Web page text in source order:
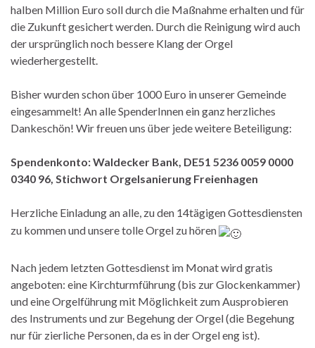
halben Million Euro soll durch die Maßnahme erhalten und für
die Zukunft gesichert werden. Durch die Reinigung wird auch
der ursprünglich noch bessere Klang der Orgel
wiederhergestellt.
Bisher wurden schon über 1000 Euro in unserer Gemeinde
eingesammelt! An alle SpenderInnen ein ganz herzliches
Dankeschön! Wir freuen uns über jede weitere Beteiligung:
Spendenkonto: Waldecker Bank, DE51 5236 0059 0000
0340 96, Stichwort Orgelsanierung Freienhagen
Herzliche Einladung an alle, zu den 14tägigen Gottesdiensten
zu kommen und unsere tolle Orgel zu hören
Nach jedem letzten Gottesdienst im Monat wird gratis
angeboten: eine Kirchturmführung (bis zur Glockenkammer)
und eine Orgelführung mit Möglichkeit zum Ausprobieren
des Instruments und zur Begehung der Orgel (die Begehung
nur für zierliche Personen, da es in der Orgel eng ist).